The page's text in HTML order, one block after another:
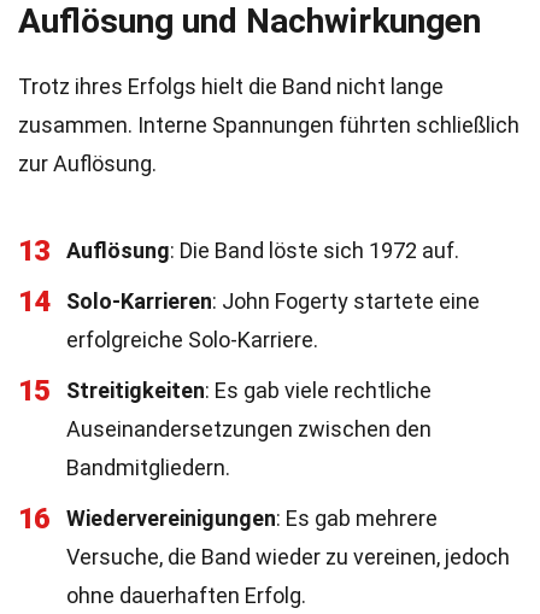
Auflösung und Nachwirkungen
Trotz ihres Erfolgs hielt die Band nicht lange
zusammen. Interne Spannungen führten schließlich
zur Auflösung.
13 Auflösung: Die Band löste sich 1972 auf.
14 Solo-Karrieren: John Fogerty startete eine
erfolgreiche Solo-Karriere.
15 Streitigkeiten: Es gab viele rechtliche
Auseinandersetzungen zwischen den
Bandmitgliedern.
16 Wiedervereinigungen: Es gab mehrere
Versuche, die Band wieder zu vereinen, jedoch
ohne dauerhaften Erfolg.